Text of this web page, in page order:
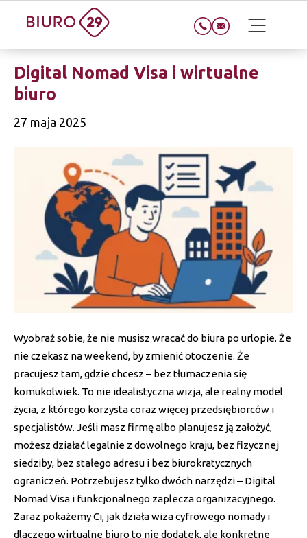
Digital Nomad Visa i wirtualne
biuro
27 maja 2025
Wyobraź sobie, że nie musisz wracać do biura po urlopie. Że
nie czekasz na weekend, by zmienić otoczenie. Że
pracujesz tam, gdzie chcesz – bez tłumaczenia się
komukolwiek. To nie idealistyczna wizja, ale realny model
życia, z którego korzysta coraz więcej przedsiębiorców i
specjalistów. Jeśli masz firmę albo planujesz ją założyć,
możesz działać legalnie z dowolnego kraju, bez fizycznej
siedziby, bez stałego adresu i bez biurokratycznych
ograniczeń. Potrzebujesz tylko dwóch narzędzi – Digital
Nomad Visa i funkcjonalnego zaplecza organizacyjnego.
Zaraz pokażemy Ci, jak działa wiza cyfrowego nomady i
dlaczego wirtualne biuro to nie dodatek, ale konkretne